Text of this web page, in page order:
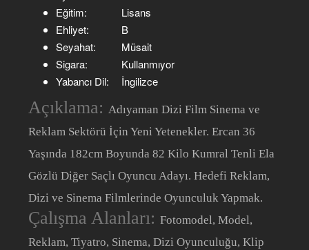
Eğitim:
Lisans
Ehliyet:
B
Seyahat:
Müsait
Sigara:
Kullanmıyor
Yabancı Dil:
İngilizce
Açıklama:Adıyaman Dizi Film Sinema ve
Reklam Sektörü İçin Yeni Yetenekler. Ercan 36
Yaşında 182cm Boyunda 82 Kilo Kumral Tenli Ela
Gözlü Diğer Saçlı Oyuncu Adayı. Hedefi Reklam,
Dizi ve Sinema Filmlerinde Oyunculuk Yapmak.
Çalışma Alanları:Fotomodel, Model,
Reklam, Tiyatro, Sinema, Dizi Oyunculuğu, Klip